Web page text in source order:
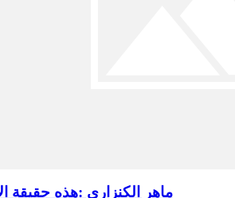
ماهر الكنزاري :هذه حقيقة